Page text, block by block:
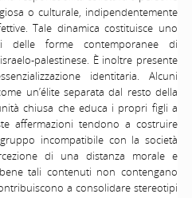
o culturale, indipendentemente
Tale dinamica costituisce uno
delle forme contemporanee di
palestinese. È inoltre presente
identitaria. Alcuni
un’élite separata dal resto della
chiusa che educa i propri figli a
affermazioni tendono a costruire
incompatibile con la società
di una distanza morale e
tali contenuti non contengano
a consolidare stereotipi